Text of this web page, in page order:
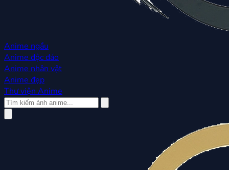
Anime ngầu
Anime độc đáo
Anime nhân vật
Anime đẹp
Thư viện Anime